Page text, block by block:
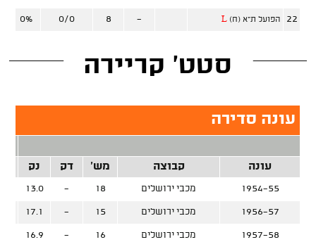
22 הפועל ת"א (ח) L
-
8
0/0
0%
סטט' קריירה
עונה סדירה
עונה
קבוצה מש' דק נק
1954-55 מכבי ירושלים 18
-
13.0
1956-57 מכבי ירושלים 15
-
17.1
1957-58 מכבי ירושלים 16
-
16.9